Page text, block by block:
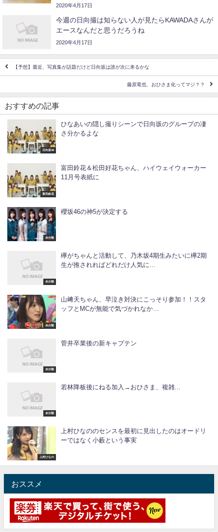
2020年4月17日
今週の日向撮は知らない人が見たらKAWADAさんが
エースなんだと思うだろうね
2020年4月17日
【予想】最近、写真集が話題だけど日向坂は誰が次に来るかな
藤原竜也、おひさま化ってマジ？？
おすすめの記事
日向坂46
ひなあいの隠し撮りシーンで日向坂のグループの凄
さ分かるよな
富田鈴花
富田鈴花＆松田好花ちゃん、ハイウェイウォーカー
11月号表紙に
未分類
櫻坂46の神5が決定する
未分類
欅がちゃんと活動して、乃木坂4期生みたいに欅2期
生が推されればどれだけ人気に…
未分類
山﨑天ちゃん、早泣き対決にこっそり参加！！スタ
ッフとMCが無能で気づかれなか…
未分類
菅井卒業後の新キャプテン
未分類
若林降板後にねる加入→おひさま、複雑...
上村ひなの
上村ひなののセンスを最初に見出したのはオードリ
ーではなく小藪という事実
おススメ